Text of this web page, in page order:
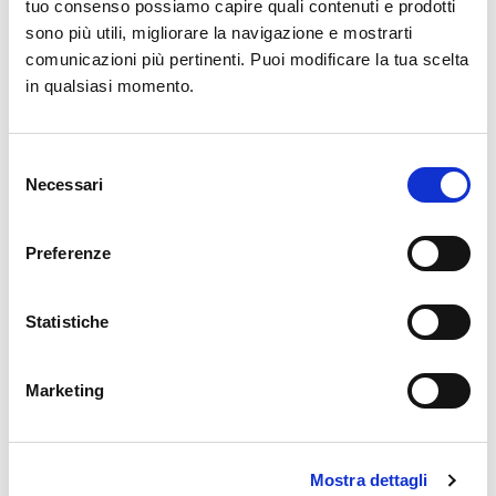
tuo consenso possiamo capire quali contenuti e prodotti
sono più utili, migliorare la navigazione e mostrarti
comunicazioni più pertinenti. Puoi modificare la tua scelta
in qualsiasi momento.
delNecessari
Preferenze
Statistiche
Marketing
Mostra dettagli
Poids:9 kg
Force de séparation:
Mode d’emploi en français :
Assistance et conseils par téléphone:si